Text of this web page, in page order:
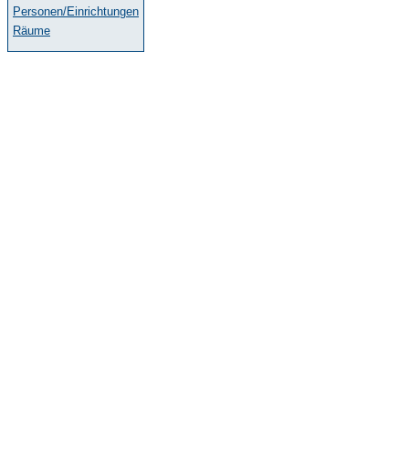
Personen/Einrichtungen
Räume